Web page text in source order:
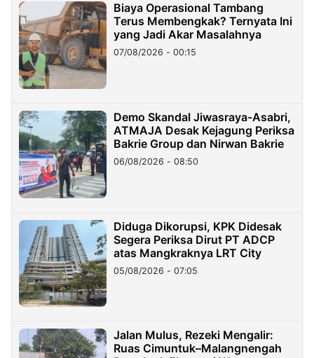
Biaya Operasional Tambang
Terus Membengkak? Ternyata Ini
yang Jadi Akar Masalahnya
07/08/2026 - 00:15
Demo Skandal Jiwasraya-Asabri,
ATMAJA Desak Kejagung Periksa
Bakrie Group dan Nirwan Bakrie
06/08/2026 - 08:50
Diduga Dikorupsi, KPK Didesak
Segera Periksa Dirut PT ADCP
atas Mangkraknya LRT City
05/08/2026 - 07:05
Jalan Mulus, Rezeki Mengalir:
Ruas Cimuntuk–Malangnengah